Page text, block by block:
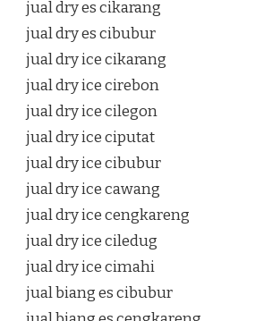
jual dry es cikarang
jual dry es cibubur
jual dry ice cikarang
jual dry ice cirebon
jual dry ice cilegon
jual dry ice ciputat
jual dry ice cibubur
jual dry ice cawang
jual dry ice cengkareng
jual dry ice ciledug
jual dry ice cimahi
jual biang es cibubur